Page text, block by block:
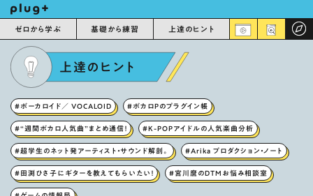
ゼロから学ぶ 基礎から練習 上達のヒント
上達のヒント
#ボーカロイド／ VOCALOID #ボカロPのプラグイン帳
#“週間ボカロ人気曲”まとめ通信！ #K-POPアイドルの人気楽曲分析
#超学生のネット発アーティスト・サウンド解剖。 #Arika プロダクション・ノート
#田渕ひさ子にギターを教えてもらいたい！ #宮川麿のDTMお悩み相談室